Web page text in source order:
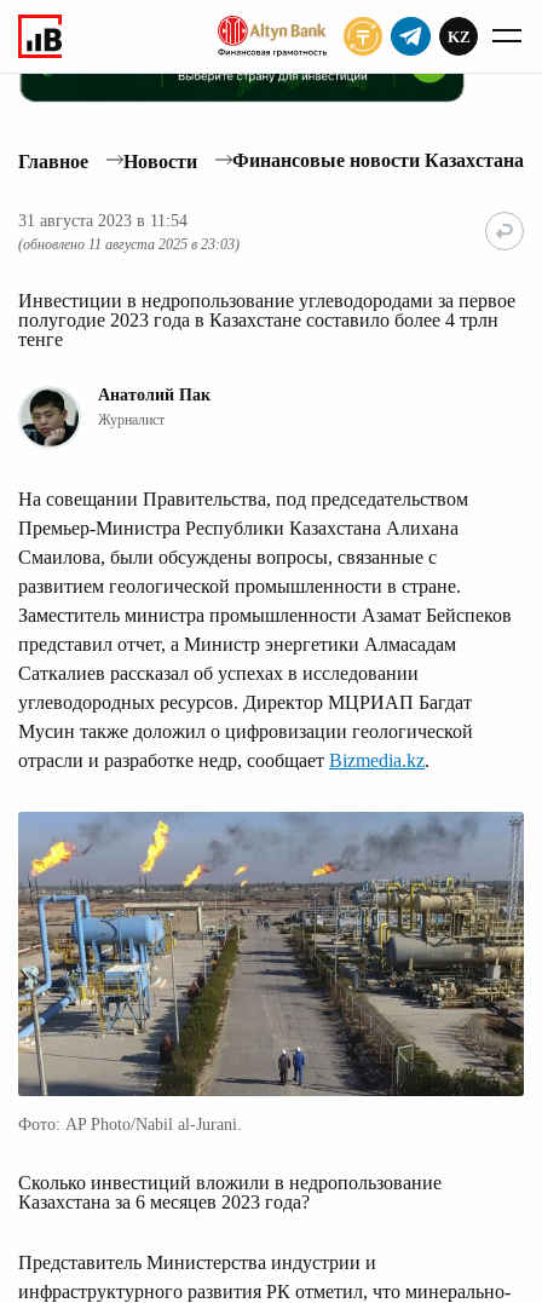
KZ
Главное Новости Финансовые новости Казахстана
31 августа 2023 в 11:54
(обновлено 11 августа 2025 в 23:03)
Инвестиции в недропользование углеводородами за первое
полугодие 2023 года в Казахстане составило более 4 трлн
тенге
Анатолий Пак
Журналист
На совещании Правительства, под председательством
Премьер-Министра Республики Казахстана Алихана
Смаилова, были обсуждены вопросы, связанные с
развитием геологической промышленности в стране.
Заместитель министра промышленности Азамат Бейспеков
представил отчет, а Министр энергетики Алмасадам
Саткалиев рассказал об успехах в исследовании
углеводородных ресурсов. Директор МЦРИАП Багдат
Мусин также доложил о цифровизации геологической
отрасли и разработке недр, сообщает Bizmedia.kz.
Фото: AP Photo/Nabil al-Jurani.
Сколько инвестиций вложили в недропользование
Казахстана за 6 месяцев 2023 года?
Представитель Министерства индустрии и
инфраструктурного развития РК отметил, что минерально-